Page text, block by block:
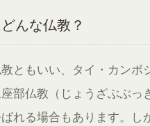
んな仏教？
ともいい、タイ・カンボ
部仏教（じょうざぶぶっ
れる場合もあります。し